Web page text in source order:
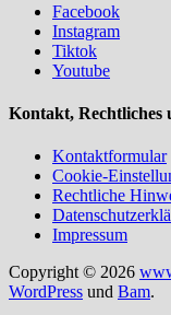
Facebook
Instagram
Tiktok
Youtube
Kontakt, Rechtliches
Kontaktformular
Cookie-
Rechtliche
Impressum
Copyright © 2026
WordPress und Bam.